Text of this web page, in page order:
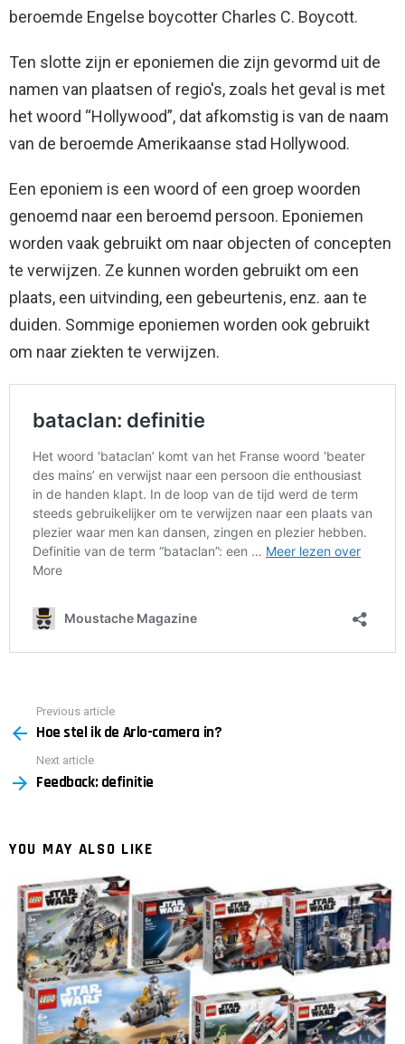
beroemde Engelse boycotter Charles C. Boycott.
Ten slotte zijn er eponiemen die zijn gevormd uit de
namen van plaatsen of regio's, zoals het geval is met
het woord “Hollywood”, dat afkomstig is van de naam
van de beroemde Amerikaanse stad Hollywood.
Een eponiem is een woord of een groep woorden
genoemd naar een beroemd persoon. Eponiemen
worden vaak gebruikt om naar objecten of concepten
te verwijzen. Ze kunnen worden gebruikt om een ​​
plaats, een uitvinding, een gebeurtenis, enz. aan te
duiden. Sommige eponiemen worden ook gebruikt
om naar ziekten te verwijzen.
more
Previous article
Hoe stel ik de Arlo-camera in?
Next article
Feedback: definitie
YOU MAY ALSO LIKE